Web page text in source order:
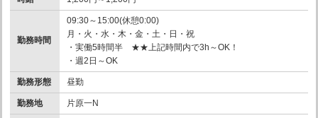
勤務時間
09:30～15:00(休憩0:00)
月・火・水・木・金・土・日・祝
・実働5時間半 ★★上記時間内で3h～OK！
・週2日～OK
勤務形態 昼勤
勤務地 片原一N